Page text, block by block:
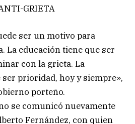
GRIETA
ser un motivo para
La educación tiene que ser
con la grieta. La
prioridad, hoy y siempre»,
porteño.
se comunicó nuevamente
Fernández, con quien